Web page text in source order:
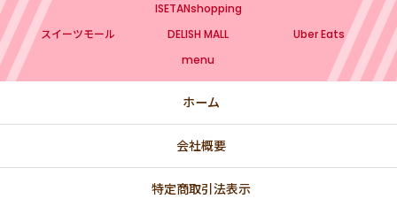
ISETANshopping
スイーツモール DELISH MALL
Uber Eats
menu
ホーム
会社概要
特定商取引法表示